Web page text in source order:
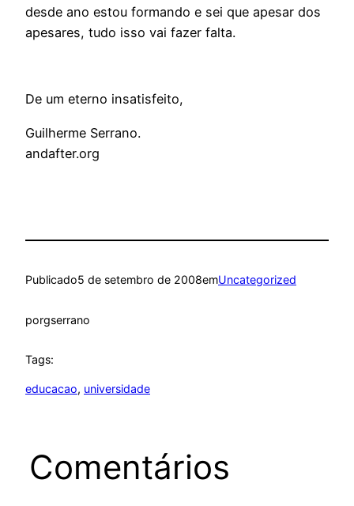
desde ano estou formando e sei que apesar dos
apesares, tudo isso vai fazer falta.
De um eterno insatisfeito,
Guilherme Serrano.
andafter.org
Publicado5 de setembro de 2008emUncategorized
porgserrano
Tags:
educacao, universidade
Comentários